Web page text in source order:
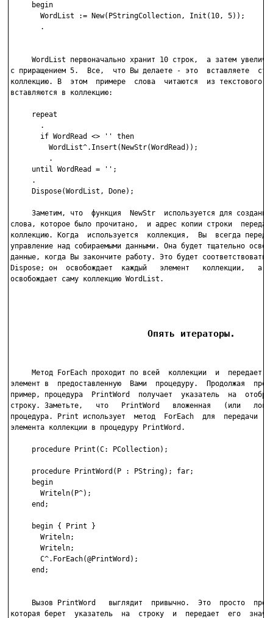
     begin
       WordList := New(PStringCollection, Init(10, 5));
       .
WordList первоначально хранит 10 строк,  а затем
с приращением 5.  Все,  что Вы делаете - это  вставляете
коллекцию. В  этом  примере  слова  читаются  из текстового
вставляются в коллекцию:
     repeat
       .
       if WordRead <> '' then
         WordList^.Insert(NewStr(WordRead));
         .
     until WordRead = '';
     .
     Dispose(WordList, Done);
Заметим, что  функция  NewStr  используется для создания
слова, которое было прочитано,  и адрес копии строки
коллекцию. Когда  используется  коллекция,  Вы  всегда
управление над собираемыми данными. Она будет тщательно
данные, когда Вы закончите работу. Это будет соответствовать
Dispose; он  освобождает  каждый   элемент   коллекции,   а
освобождает саму коллекцию WordList.
                         Опять итераторы.
Метод ForEach проходит по всей  коллекции  и  передает
элемент в  предоставленную  Вами  процедуру.  Продолжая
пример, процедура  PrintWord  получает  указатель  на
строку. Заметьте,   что   PrintWord   вложенная   (или
процедура. Print использует  метод  ForEach  для  передачи
элемента коллекции в процедуру PrintWord.
     procedure Print(C: PCollection);
     procedure PrintWord(P : PString); far;
     begin
       Writeln(P^);
     end;
     begin { Print }
       Writeln;
       Writeln;
       C^.ForEach(@PrintWord);
     end;
Вызов PrintWord   выглядит  привычно.  Это  просто
которая берет  указатель  на  строку  и  передает  его